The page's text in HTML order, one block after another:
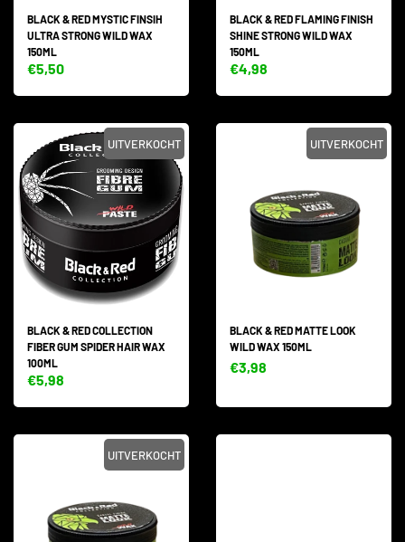
BLACK & RED MYSTIC FINSIH
ULTRA STRONG WILD WAX
150ML
€5,50
BLACK & RED FLAMING FINISH
SHINE STRONG WILD WAX
150ML
€4,98
UITVERKOCHT
BLACK & RED COLLECTION
FIBER GUM SPIDER HAIR WAX
100ML
€5,98
UITVERKOCHT
BLACK & RED MATTE LOOK
WILD WAX 150ML
€3,98
UITVERKOCHT